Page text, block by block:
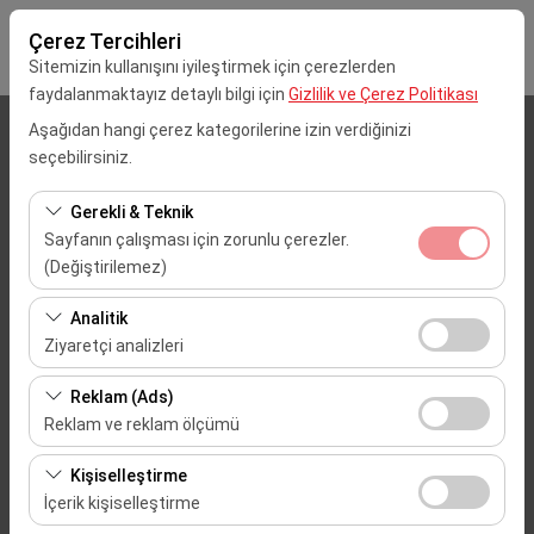
Çerez Tercihleri
Sitemizin kullanışını iyileştirmek için çerezlerden
faydalanmaktayız detaylı bilgi için Gizlilik ve Çerez Politikası
Aşağıdan hangi çerez kategorilerine izin verdiğinizi
seçebilirsiniz.
Gerekli & Teknik
Sayfanın çalışması için zorunlu çerezler.
(Değiştirilemez)
Bu çerezler sitenin doğru şekilde çalışması, güvenlik,
oturum yönetimi ve temel işlevler için gereklidir. Devre
dışı bırakılamaz.
Analitik
Ziyaretçi analizleri
Bu çerezler, sitemizin nasıl kullanıldığını (ziyaretçi sayısı,
en çok ziyaret edilen sayfalar, kullanıcı davranışları)
analiz etmemizi sağlar. Bu veriler, web sitesi
performansını ölçmek ve kullanıcı deneyimini sürekli
iyileştirmek için kullanılır.
Reklam (Ads)
Reklam ve reklam ölçümü
Bu çerezler, size ilgi alanlarınıza uygun kişiselleştirilmiş
reklamlar göstermemize ve reklam kampanyalarımızın
etkinliğini (gösterim sayısı, tıklama oranı) ölçmemize
Kişiselleştirme
İçerik kişiselleştirme
Alış Lokasyonu
Mersin Çukurova Uluslararası Havalimanı (Dış Hatlar)
Aracı farklı bir lokasyona bırakacağım
Alış Tarih & Saat
Bırakış Tarih & Saat